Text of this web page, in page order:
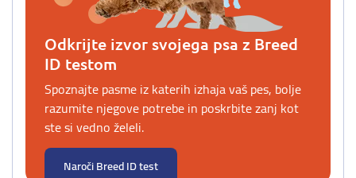
Odkrijte izvor svojega psa z Breed
ID testom
Spoznajte pasme iz katerih izhaja vaš pes, bolje
razumite njegove potrebe in poskrbite zanj kot
ste si vedno želeli.
Naroči Breed ID test